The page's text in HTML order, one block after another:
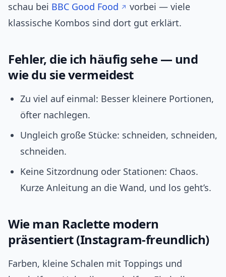
schau bei BBC Good Food
vorbei — viele
klassische Kombos sind dort gut erklärt.
Fehler, die ich häufig sehe — und
wie du sie vermeidest
Zu viel auf einmal: Besser kleinere Portionen,
öfter nachlegen.
Ungleich große Stücke: schneiden, schneiden,
schneiden.
Keine Sitzordnung oder Stationen: Chaos.
Kurze Anleitung an die Wand, und los geht’s.
Wie man Raclette modern
präsentiert (Instagram‑freundlich)
Farben, kleine Schalen mit Toppings und